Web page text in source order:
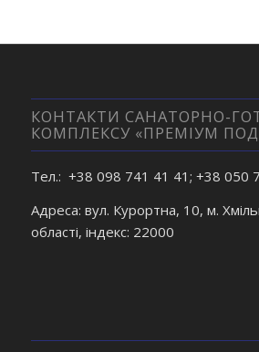
КОНТАКТИ САНАТОРНО-
КОМПЛЕКСУ «ПРЕМІУМ
Тел.: +38 098 741 41 41; +38 050
Адреса: вул. Курортна, 10, м.
області, індекс: 22000